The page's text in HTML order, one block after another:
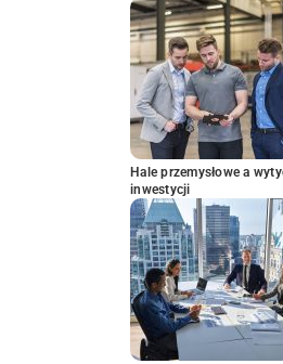
Hale przemysłowe a
inwestycji